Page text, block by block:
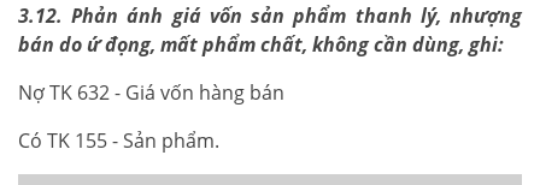
3.12. Phản ánh giá vốn sản phẩm thanh lý, nhượng
bán do ứ đọng, mất phẩm chất, không cần dùng, ghi:
Nợ TK 632 - Giá vốn hàng bán
Có TK 155 - Sản phẩm.